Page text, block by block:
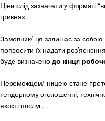
Ціни слід зазначати у форматі
гривнях.
Замовник/-ця залишає за собою
попросити їх надати
буде визначено до кінця
Переможцем/-ницею стане
тендерному оголошенні,
якості послуг.